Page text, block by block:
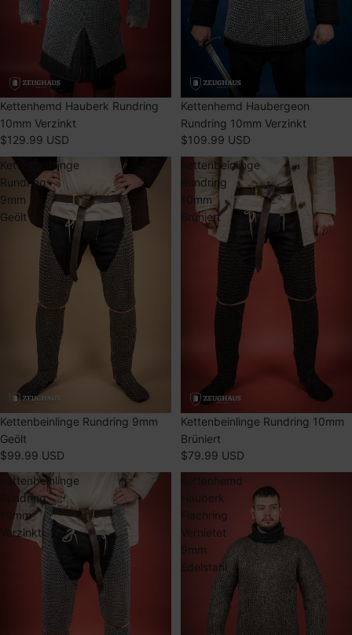
AUSVERKAUFT
Kettenhemd Hauberk Rundring
10mm Verzinkt
$129.99 USD
AUSVERKAUFT
Kettenhemd Haubergeon
Rundring 10mm Verzinkt
$109.99 USD
Kettenbeinlinge
Rundring
9mm
Geölt
AUSVERKAUFT
Kettenbeinlinge Rundring 9mm
Geölt
$99.99 USD
Kettenbeinlinge
Rundring
10mm
Brüniert
AUSVERKAUFT
Kettenbeinlinge Rundring 10mm
Brüniert
$79.99 USD
Kettenbeinlinge
Rundring
10mm
Verzinkt
Kettenhemd
Hauberk
Flachring
Vernietet
9mm
Edelstahl